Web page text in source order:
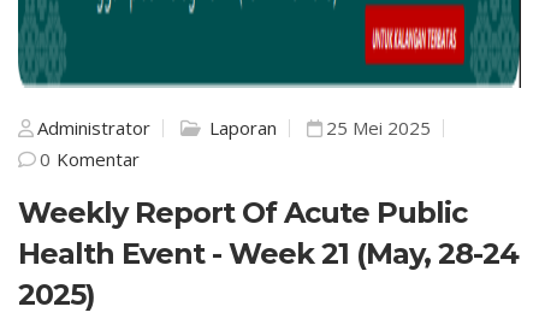
Administrator Laporan
25 Mei 2025
0 Komentar
Weekly Report Of Acute Public
Health Event - Week 21 (May, 28-24
2025)